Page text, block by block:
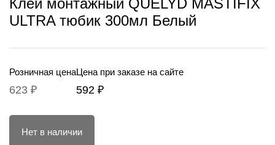
Клей монтажный QUELYD MASTIFIX
ULTRA тюбик 300мл Белый
Розничная цена
623 ₽
Цена при заказе на сайте
592 ₽
Нет в наличии